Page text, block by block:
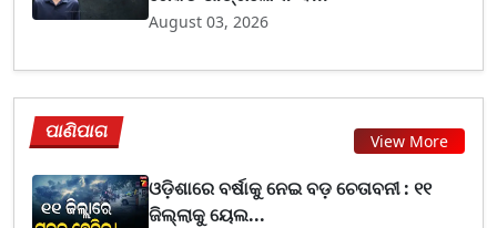
August 03, 2026
ପାଣିପାଗ View More
ଓଡ଼ିଶାରେ ବର୍ଷାକୁ ନେଇ ବଡ଼ ଚେତାବନୀ : ୧୧
ଜିଲ୍ଲାକୁ ୟେଲ...